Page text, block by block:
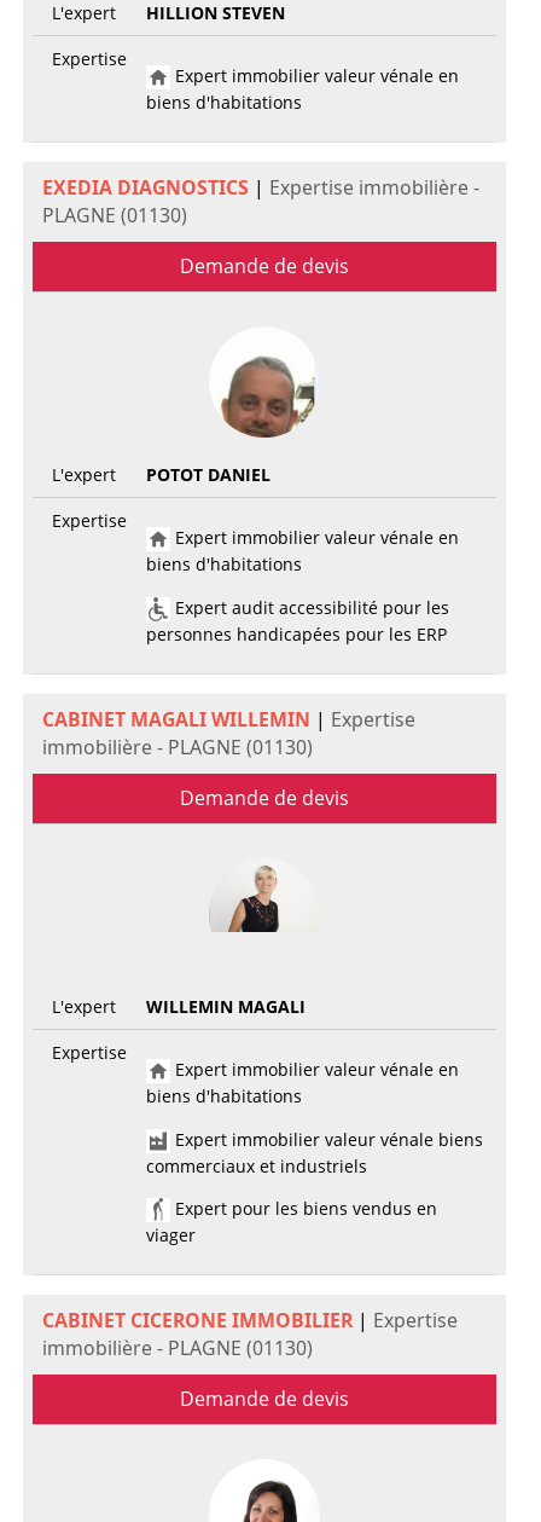
L'expert
HILLION STEVEN
Expertise
Expert immobilier valeur vénale en
biens d'habitations
EXEDIA DIAGNOSTICS | Expertise immobilière -
PLAGNE (01130)
Demande de devis
L'expert
POTOT DANIEL
Expertise
Expert immobilier valeur vénale en
biens d'habitations
Expert audit accessibilité pour les
personnes handicapées pour les ERP
CABINET MAGALI WILLEMIN | Expertise
immobilière - PLAGNE (01130)
Demande de devis
L'expert
WILLEMIN MAGALI
Expertise
Expert immobilier valeur vénale en
biens d'habitations
Expert immobilier valeur vénale biens
commerciaux et industriels
Expert pour les biens vendus en
viager
CABINET CICERONE IMMOBILIER| Expertise
immobilière - PLAGNE (01130)
Demande de devis